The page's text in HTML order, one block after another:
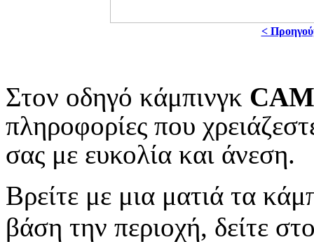
<
Στον οδηγό κάμπινγκ
πληροφορίες που
σας με ευκολία και άνεση.
Βρείτε με μια ματιά τα
βάση την περιοχή, δείτε